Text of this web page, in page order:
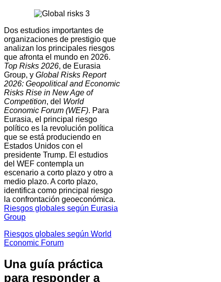
Dos estudios importantes de
organizaciones de prestigio que
analizan los principales riesgos
que afronta el mundo en 2026.
Top Risks 2026, de Eurasia
Group, y Global Risks Report
2026: Geopolitical and Economic
Risks Rise in New Age of
Competition, del World
Economic Forum (WEF). Para
Eurasia, el principal riesgo
político es la revolución política
que se está produciendo en
Estados Unidos con el
presidente Trump. El estudios
del WEF contempla un
escenario a corto plazo y otro a
medio plazo. A corto plazo,
identifica como principal riesgo
la confrontación geoeconómica.
Riesgos globales según Eurasia
Group
Riesgos globales según World
Economic Forum
Una guía práctica
para responder a